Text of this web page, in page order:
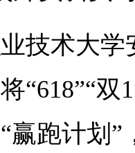
技术大
“618”“双
赢跑计划